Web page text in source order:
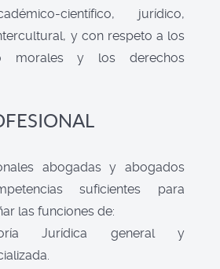
científico, jurídico,
y con respeto a los
morales y los derechos
abogadas y abogados
suficientes para
las funciones de:
Jurídica general y